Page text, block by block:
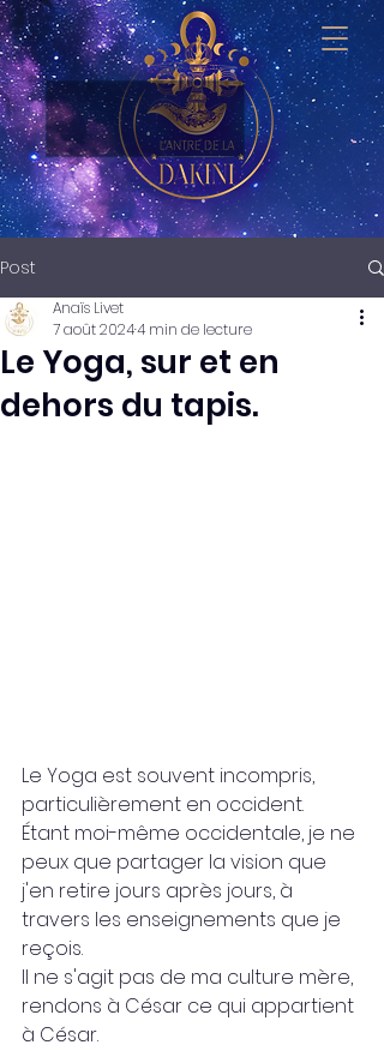
Post
Le Yoga, sur et en
dehors du tapis.
Anaïs Livet
7 août 20244 min de lecture
Le Yoga est souvent incompris,
particulièrement en occident.
Étant moi-même occidentale, je ne
peux que partager la vision que
j'en retire jours après jours, à
travers les enseignements que je
reçois.
Il ne s'agit pas de ma culture mère,
rendons à César ce qui appartient
à César.